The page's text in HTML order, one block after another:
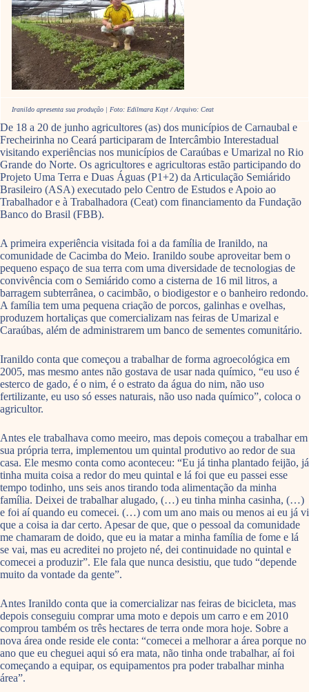
Iranildo apresenta sua produção | Foto: Edilmara Kayt / Arquivo: Ceat
De 18 a 20 de junho agricultores (as) dos municípios de Carnaubal e
Frecheirinha no Ceará participaram de Intercâmbio Interestadual
visitando experiências nos municípios de Caraúbas e Umarizal no Rio
Grande do Norte. Os agricultores e agricultoras estão participando do
Projeto Uma Terra e Duas Águas (P1+2) da Articulação Semiárido
Brasileiro (ASA) executado pelo Centro de Estudos e Apoio ao
Trabalhador e à Trabalhadora (Ceat) com financiamento da Fundação
Banco do Brasil (FBB).
A primeira experiência visitada foi a da família de Iranildo, na
comunidade de Cacimba do Meio. Iranildo soube aproveitar bem o
pequeno espaço de sua terra com uma diversidade de tecnologias de
convivência com o Semiárido como a cisterna de 16 mil litros, a
barragem subterrânea, o cacimbão, o biodigestor e o banheiro redondo.
A família tem uma pequena criação de porcos, galinhas e ovelhas,
produzem hortaliças que comercializam nas feiras de Umarizal e
Caraúbas, além de administrarem um banco de sementes comunitário.
Iranildo conta que começou a trabalhar de forma agroecológica em
2005, mas mesmo antes não gostava de usar nada químico, “eu uso é
esterco de gado, é o nim, é o estrato da água do nim, não uso
fertilizante, eu uso só esses naturais, não uso nada químico”, coloca o
agricultor.
Antes ele trabalhava como meeiro, mas depois começou a trabalhar em
sua própria terra, implementou um quintal produtivo ao redor de sua
casa. Ele mesmo conta como aconteceu: “Eu já tinha plantado feijão, já
tinha muita coisa a redor do meu quintal e lá foi que eu passei esse
tempo todinho, uns seis anos tirando toda alimentação da minha
família. Deixei de trabalhar alugado, (…) eu tinha minha casinha, (…)
e foi aí quando eu comecei. (…) com um ano mais ou menos ai eu já vi
que a coisa ia dar certo. Apesar de que, que o pessoal da comunidade
me chamaram de doido, que eu ia matar a minha família de fome e lá
se vai, mas eu acreditei no projeto né, dei continuidade no quintal e
comecei a produzir”. Ele fala que nunca desistiu, que tudo “depende
muito da vontade da gente”.
Antes Iranildo conta que ia comercializar nas feiras de bicicleta, mas
depois conseguiu comprar uma moto e depois um carro e em 2010
comprou também os três hectares de terra onde mora hoje. Sobre a
nova área onde reside ele conta: “comecei a melhorar a área porque no
ano que eu cheguei aqui só era mata, não tinha onde trabalhar, aí foi
começando a equipar, os equipamentos pra poder trabalhar minha
área”.